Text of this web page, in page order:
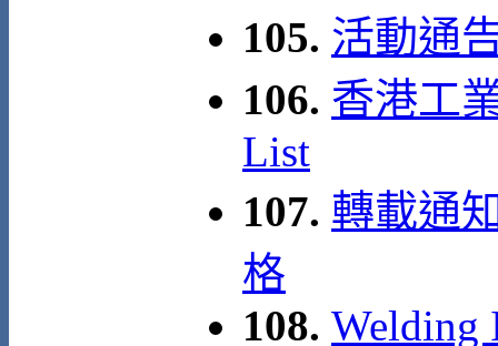
105. 活動通
106. 香港工
List
107. 轉載通
格
108. Welding